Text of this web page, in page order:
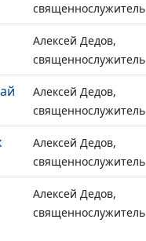
священнослужитель
Алексей Дедов,
священнослужитель
Алексей Дедов,
священнослужитель
Алексей Дедов,
священнослужитель
Алексей Дедов,
священнослужитель